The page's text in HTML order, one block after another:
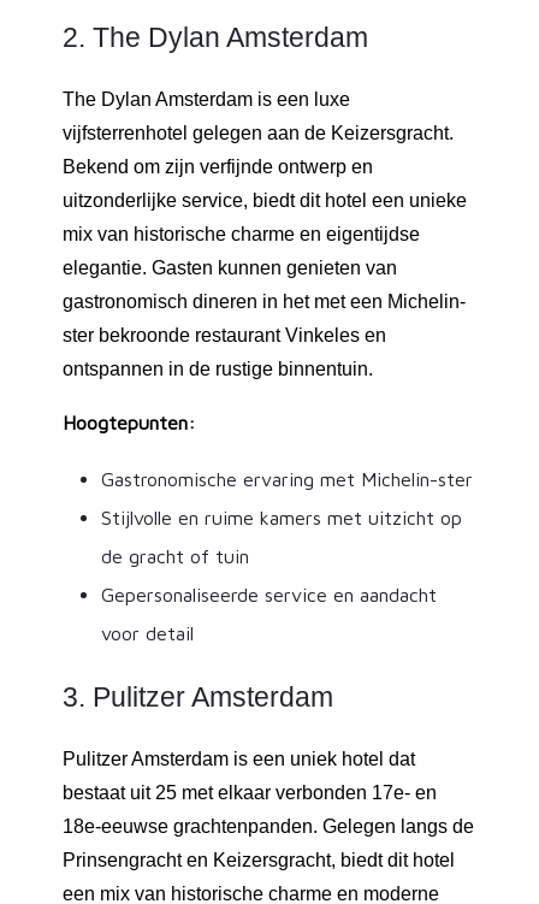
2. The Dylan Amsterdam
The Dylan Amsterdam is een luxe
vijfsterrenhotel gelegen aan de Keizersgracht.
Bekend om zijn verfijnde ontwerp en
uitzonderlijke service, biedt dit hotel een unieke
mix van historische charme en eigentijdse
elegantie. Gasten kunnen genieten van
gastronomisch dineren in het met een Michelin-
ster bekroonde restaurant Vinkeles en
ontspannen in de rustige binnentuin.
Hoogtepunten:
Gastronomische ervaring met Michelin-ster
Stijlvolle en ruime kamers met uitzicht op
de gracht of tuin
Gepersonaliseerde service en aandacht
voor detail
3. Pulitzer Amsterdam
Pulitzer Amsterdam is een uniek hotel dat
bestaat uit 25 met elkaar verbonden 17e- en
18e-eeuwse grachtenpanden. Gelegen langs de
Prinsengracht en Keizersgracht, biedt dit hotel
een mix van historische charme en moderne